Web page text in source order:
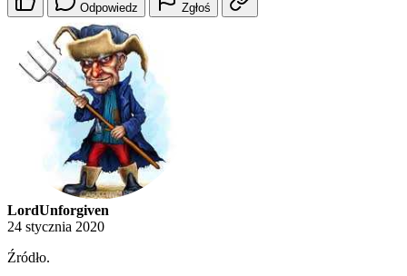
Odpowiedz Zgłoś
LordUnforgiven
24 stycznia 2020
Źródło.